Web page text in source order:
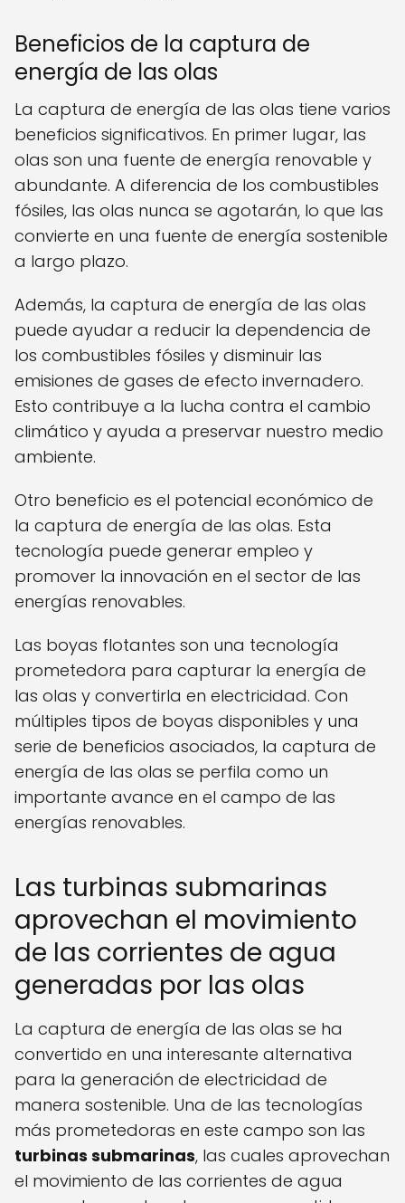
Beneficios de la captura de
energía de las olas
La captura de energía de las olas tiene varios
beneficios significativos. En primer lugar, las
olas son una fuente de energía renovable y
abundante. A diferencia de los combustibles
fósiles, las olas nunca se agotarán, lo que las
convierte en una fuente de energía sostenible
a largo plazo.
Además, la captura de energía de las olas
puede ayudar a reducir la dependencia de
los combustibles fósiles y disminuir las
emisiones de gases de efecto invernadero.
Esto contribuye a la lucha contra el cambio
climático y ayuda a preservar nuestro medio
ambiente.
Otro beneficio es el potencial económico de
la captura de energía de las olas. Esta
tecnología puede generar empleo y
promover la innovación en el sector de las
energías renovables.
Las boyas flotantes son una tecnología
prometedora para capturar la energía de
las olas y convertirla en electricidad. Con
múltiples tipos de boyas disponibles y una
serie de beneficios asociados, la captura de
energía de las olas se perfila como un
importante avance en el campo de las
energías renovables.
Las turbinas submarinas
aprovechan el movimiento
de las corrientes de agua
generadas por las olas
La captura de energía de las olas se ha
convertido en una interesante alternativa
para la generación de electricidad de
manera sostenible. Una de las tecnologías
más prometedoras en este campo son las
turbinas submarinas, las cuales aprovechan
el movimiento de las corrientes de agua